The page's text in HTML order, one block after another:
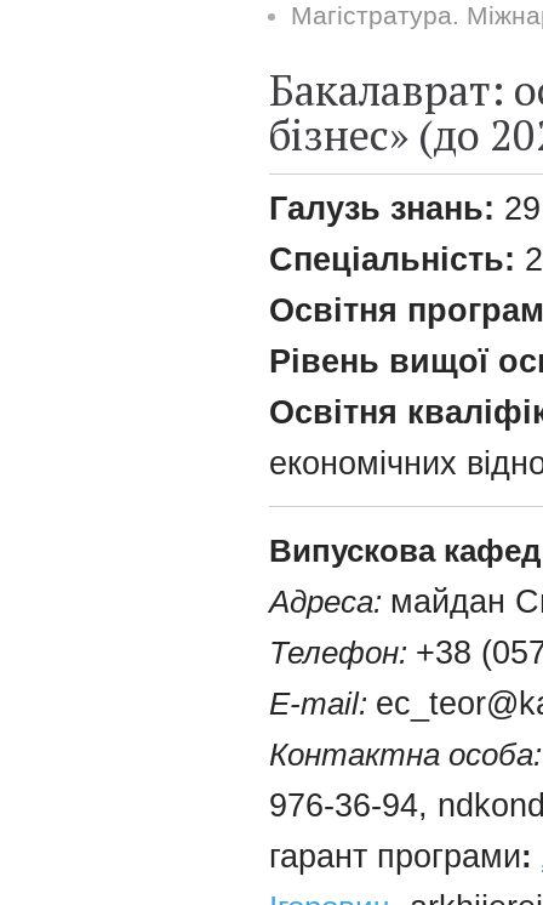
Магістратура.
Бакалаврат:
бізнес» (до
Галузь знань:
Спеціальність:
Освітня
Рівень вищої
Освітня
економічних
Випускова
Адреса: майдан
Телефон: +38
E-mail:
Контактна особа:
976-36-94,
гарант програми: